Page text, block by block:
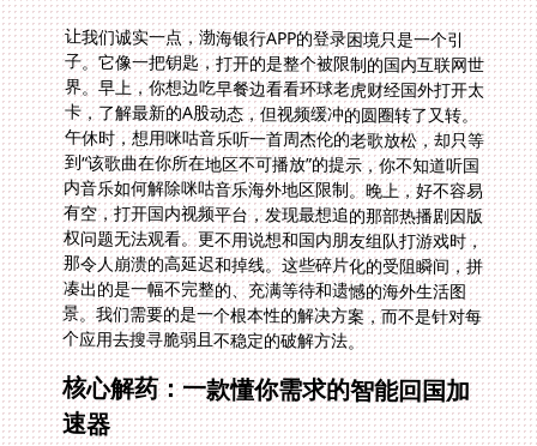
让我们诚实一点，渤海银行APP的登录困境只是一个引
子。它像一把钥匙，打开的是整个被限制的国内互联网世
界。早上，你想边吃早餐边看看环球老虎财经国外打开太
卡，了解最新的A股动态，但视频缓冲的圆圈转了又转。
午休时，想用咪咕音乐听一首周杰伦的老歌放松，却只等
到“该歌曲在你所在地区不可播放”的提示，你不知道听国
内音乐如何解除咪咕音乐海外地区限制。晚上，好不容易
有空，打开国内视频平台，发现最想追的那部热播剧因版
权问题无法观看。更不用说想和国内朋友组队打游戏时，
那令人崩溃的高延迟和掉线。这些碎片化的受阻瞬间，拼
凑出的是一幅不完整的、充满等待和遗憾的海外生活图
景。我们需要的是一个根本性的解决方案，而不是针对每
个应用去搜寻脆弱且不稳定的破解方法。
核心解药：一款懂你需求的智能回国加
速器